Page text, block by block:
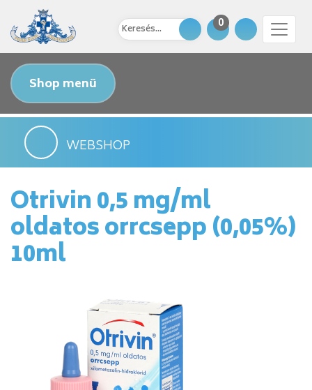
0
Shop menü
WEBSHOP
Otrivin 0,5 mg/ml
oldatos orrcsepp (0,05%)
10ml